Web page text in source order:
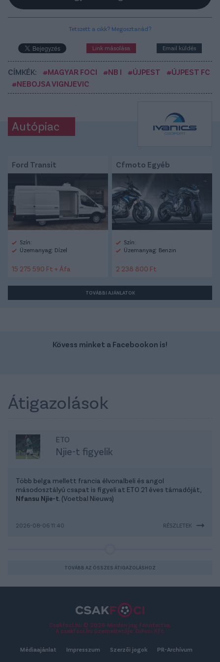
Tetszett a cikk? Megosztanád?
Link másolása Email küldés
CÍMKÉK: #MAGYAR FOCI #NB I #ÚJPEST
#ÚJPEST FC
#NEBOJSA VIGNJEVIC
Autópiac
Ford Transit
Szín:
Üzemanyag: Dízel
15 275 590 Ft + Áfa
Cfmoto Egyéb
Szín:
Üzemanyag: Benzin
2 238 800 Ft
TOVÁBBI AJÁNLATOK
Kövess minket a Facebookon is!
Átigazolások
ETO
Njie-t figyelik
Több belga mellett francia élvonalbeli és angol
másodosztályú csapat is figyeli at ETO 21 éves támadóját,
Nfansu Njie-t. (Voetbal Nieuws)
2026-08-06 11:40 RÉSZLETEK
TOVÁBB AZ ÖSSZES ÁTIGAZOLÁSHOZ
Csakfoci.hu © 2026 Minden jog fenntartva.
A csakfoci.hu üzemeltetője: DrFoci Kft.
Médiaajánlat Impresszum Szerzői jogok PR-Archívum